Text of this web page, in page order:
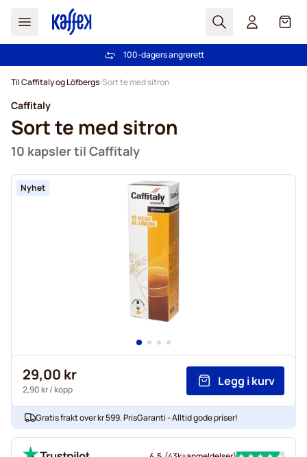
Søk Cart
Gratis frakt over kr 599
100-dagers angrerett
Til Caffitaly og Löfbergs Sort te med sitron
Nyhet
Caffitaly
Sort te med sitron
10 kapsler til Caffitaly
29,00 kr
2,90 kr/ kopp
Legg i kurv
Gratis frakt over kr 599. PrisGaranti - Alltid gode priser!